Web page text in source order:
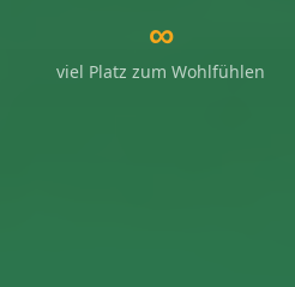
∞
viel Platz zum Wohlfühlen